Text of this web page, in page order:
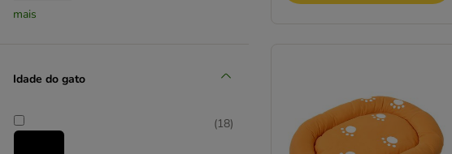
6
mais
Idade do gato
(18)